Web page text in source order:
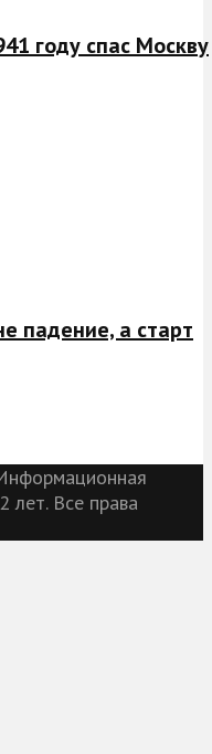
году спас Москву
падение, а старт
лет. Все права